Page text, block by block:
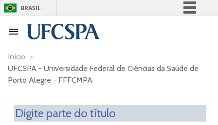
BRASIL
Acesso à informação
Canais
Início >
UFCSPA - Universidade Federal de Ciências da Saúde de
Porto Alegre - FFFCMPA